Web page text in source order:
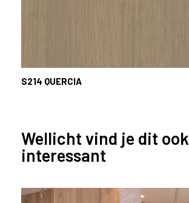
S214 QUERCIA
Wellicht vind je dit ook
interessant